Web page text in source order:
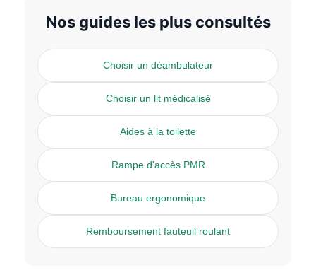
Nos guides les plus consultés
Choisir un déambulateur
Choisir un lit médicalisé
Aides à la toilette
Rampe d'accès PMR
Bureau ergonomique
Remboursement fauteuil roulant